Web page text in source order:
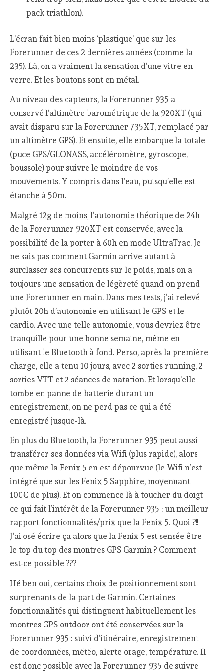
pack triathlon).
L’écran fait bien moins ‘plastique’ que sur les
Forerunner de ces 2 dernières années (comme la
235). Là, on a vraiment la sensation d’une vitre en
verre. Et les boutons sont en métal.
Au niveau des capteurs, la Forerunner 935 a
conservé l’altimètre barométrique de la 920XT (qui
avait disparu sur la Forerunner 735XT, remplacé par
un altimètre GPS). Et ensuite, elle embarque la totale
(puce GPS/GLONASS, accéléromètre, gyroscope,
boussole) pour suivre le moindre de vos
mouvements. Y compris dans l’eau, puisqu’elle est
étanche à 50m.
Malgré 12g de moins, l’autonomie théorique de 24h
de la Forerunner 920XT est conservée, avec la
possibilité de la porter à 60h en mode UltraTrac. Je
ne sais pas comment Garmin arrive autant à
surclasser ses concurrents sur le poids, mais on a
toujours une sensation de légèreté quand on prend
une Forerunner en main. Dans mes tests, j’ai relevé
plutôt 20h d’autonomie en utilisant le GPS et le
cardio. Avec une telle autonomie, vous devriez être
tranquille pour une bonne semaine, même en
utilisant le Bluetooth à fond. Perso, après la première
charge, elle a tenu 10 jours, avec 2 sorties running, 2
sorties VTT et 2 séances de natation. Et lorsqu’elle
tombe en panne de batterie durant un
enregistrement, on ne perd pas ce qui a été
enregistré jusque-là.
En plus du Bluetooth, la Forerunner 935 peut aussi
transférer ses données via Wifi (plus rapide), alors
que même la Fenix 5 en est dépourvue (le Wifi n’est
intégré que sur les Fenix 5 Sapphire, moyennant
100€ de plus). Et on commence là à toucher du doigt
ce qui fait l’intérêt de la Forerunner 935 : un meilleur
rapport fonctionnalités/prix que la Fenix 5. Quoi ?!!
J’ai osé écrire ça alors que la Fenix 5 est sensée être
le top du top des montres GPS Garmin ? Comment
est-ce possible ???
Hé ben oui, certains choix de positionnement sont
surprenants de la part de Garmin. Certaines
fonctionnalités qui distinguent habituellement les
montres GPS outdoor ont été conservées sur la
Forerunner 935 : suivi d’itinéraire, enregistrement
de coordonnées, météo, alerte orage, température. Il
est donc possible avec la Forerunner 935 de suivre